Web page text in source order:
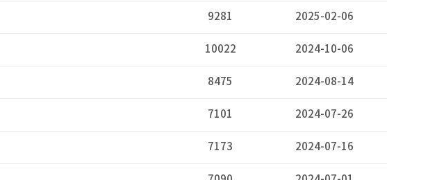
9281 2025-02-06
10022 2024-10-06
8475 2024-08-14
7101 2024-07-26
7173 2024-07-16